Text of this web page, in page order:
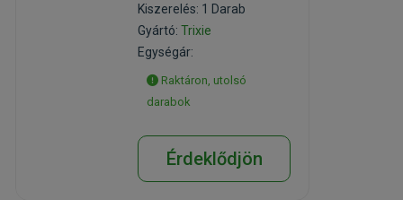
Kiszerelés: 1 Darab
Gyártó:Trixie
Egységár:
Raktáron, utolsó
darabok
Érdeklődjön